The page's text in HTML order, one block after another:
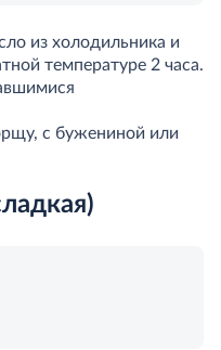
из холодильника и
температуре 2 часа.
с бужениной или